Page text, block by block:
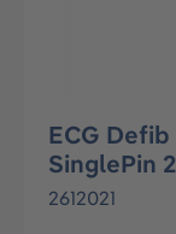
ECG
SinglePin
2612021